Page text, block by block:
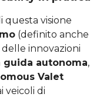
questa visione
(definito anche
innovazioni
guida autonoma,
Valet
veicoli di